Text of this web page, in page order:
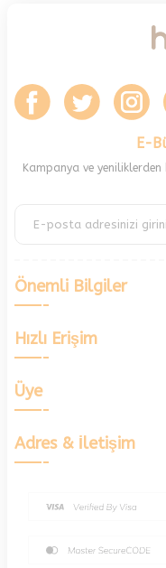
E-
Kampanya ve
Önemli Bilgiler
Hızlı Erişim
Üye
Adres & İletişim